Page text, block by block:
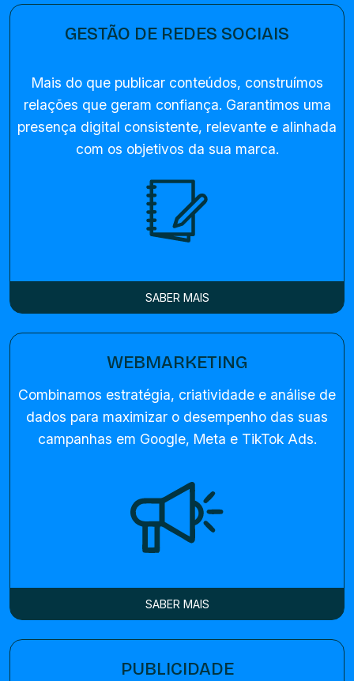
GESTÃO DE REDES SOCIAIS
Mais do que publicar conteúdos, construímos
relações que geram confiança. Garantimos uma
presença digital consistente, relevante e alinhada
com os objetivos da sua marca.
SABER MAIS
WEBMARKETING
Combinamos estratégia, criatividade e análise de
dados para maximizar o desempenho das suas
campanhas em Google, Meta e TikTok Ads.
SABER MAIS
PUBLICIDADE